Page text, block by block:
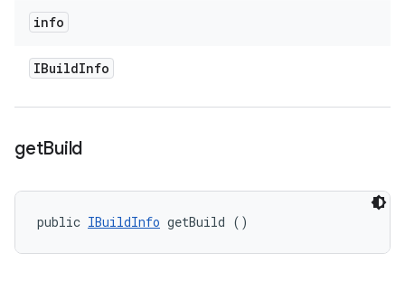
info
IBuildInfo
getBuild
public IBuildInfo getBuild ()